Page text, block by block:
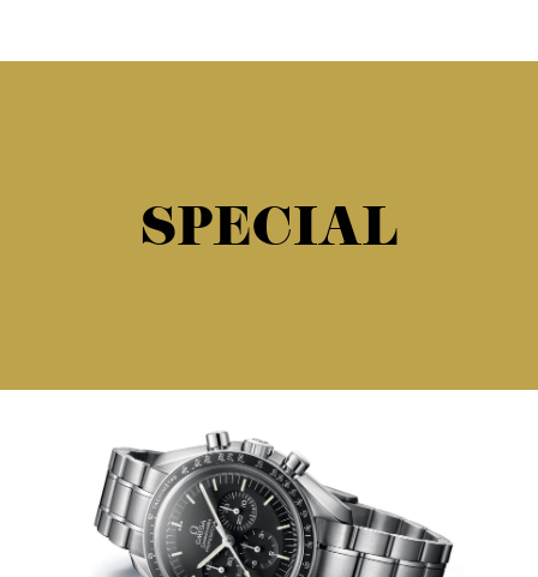
SPECIAL